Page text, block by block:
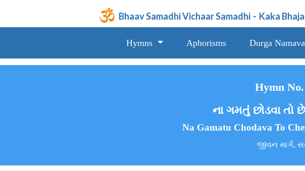
Bhaav Samadhi Vichaar Samadhi - Kaka
Hymns Aphorisms Durga
Hymn No.
ના ગમતું છોડવા
Na Gamatu Chodava To
જીવન માર્ગ,